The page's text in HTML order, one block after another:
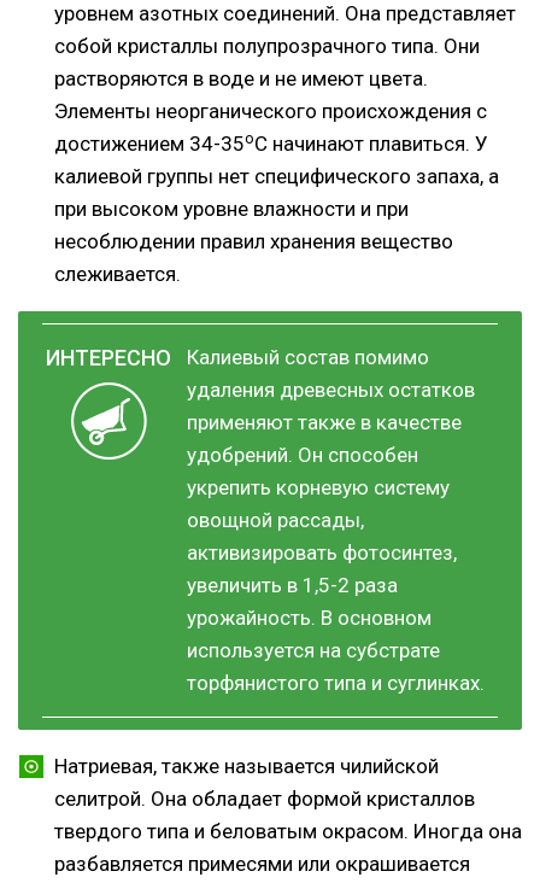
уровнем азотных соединений. Она представляет
собой кристаллы полупрозрачного типа. Они
растворяются в воде и не имеют цвета.
Элементы неорганического происхождения с
достижением 34-35оС начинают плавиться. У
калиевой группы нет специфического запаха, а
при высоком уровне влажности и при
несоблюдении правил хранения вещество
слеживается.
Калиевый состав помимо
удаления древесных остатков
применяют также в качестве
удобрений. Он способен
укрепить корневую систему
овощной рассады,
активизировать фотосинтез,
увеличить в 1,5-2 раза
урожайность. В основном
используется на субстрате
торфянистого типа и суглинках.
Натриевая, также называется чилийской
селитрой. Она обладает формой кристаллов
твердого типа и беловатым окрасом. Иногда она
разбавляется примесями или окрашивается